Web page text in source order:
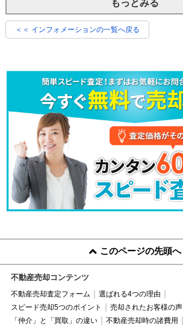
もっとみる
＜＜ インフォメーションの一覧へ戻る
このページの先頭へ
不動産売却コンテンツ
不動産売却査定フォーム
選ばれる4つの理由
スピード売却5つのポイント
売却されたお客様の声
「仲介」と「買取」の違い
不動産売却時の諸費用